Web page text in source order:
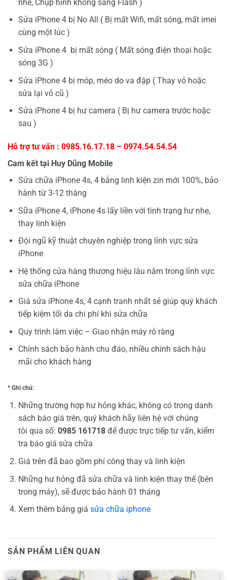
nhe, Chụp hình không sáng Flash )
Sửa iPhone 4 bị No All ( Bị mất Wifi, mất sóng, mất imei
cùng một lúc )
Sửa iPhone 4 bị mất sóng ( Mất sóng điện thoại hoặc
sóng 3G )
Sửa iPhone 4 bị móp, méo do va đập ( Thay vỏ hoặc
sửa lại vỏ cũ )
Sửa iPhone 4 bị hư camera ( Bị hư camera trước hoặc
sau )
Hỗ trợ tư vấn : 0985.16.17.18 – 0974.54.54.54
Cam kết tại Huy Dũng Mobile
Sửa chữa iPhone 4s, 4 bằng linh kiện zin mới 100%, bảo
hành từ 3-12 tháng
Sữa iPhone 4, iPhone 4s lấy liền với tình trạng hư nhẹ,
thay linh kiện
Đội ngũ kỹ thuật chuyên nghiệp trong lỉnh vực sửa
iPhone
Hệ thống cửa hàng thương hiệu lâu năm trong lỉnh vực
sửa chữa iPhone
Giá sửa iPhone 4s, 4 cạnh tranh nhất sẻ giúp quý khách
tiếp kiệm tối da chi phí khi sửa chữa
Quy trình làm việc – Giao nhận máy rỏ ràng
Chính sách bảo hành chu đáo, nhiều chính sách hậu
mãi cho khách hàng
* Ghi chú:
Những trường hợp hư hỏng khác, không có trong danh
sách báo giá trên, quý khách hãy liên hệ với chúng
tôi qua số: 0985 161718để được trực tiếp tư vấn, kiểm
tra báo giá sửa chữa
​​Giá trên đã bao gồm phí công thay và linh kiện
​Những hư hỏng đã sửa chữa và linh kiện thay thế (bên
trong máy), sẽ được bảo hành 01 tháng
Xem thêm bảng giá sửa chữa iphone
SẢN PHẨM LIÊN QUAN